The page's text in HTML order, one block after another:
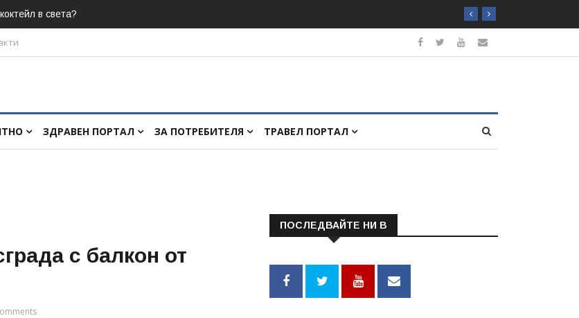
в света?
ЗДРАВЕН ПОРТАЛ ЗА ПОТРЕБИТЕЛЯ ТРАВЕЛ ПОРТАЛ
с балкон от
ПОСЛЕДВАЙТЕ НИ В